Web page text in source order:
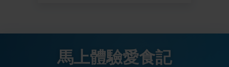
馬上體驗愛食記